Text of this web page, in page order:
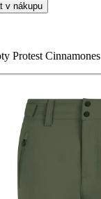
v nákupu
Protest Cinnamones